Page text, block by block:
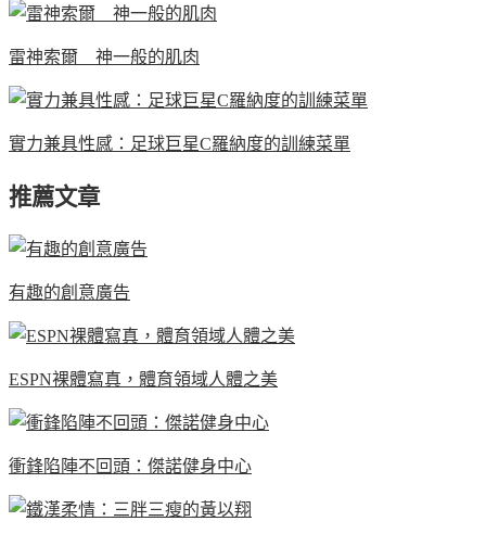
雷神索爾 神一般的肌肉
實力兼具性感：足球巨星C羅納度的訓練菜單
推薦文章
有趣的創意廣告
ESPN裸體寫真，體育領域人體之美
衝鋒陷陣不回頭：傑諾健身中心